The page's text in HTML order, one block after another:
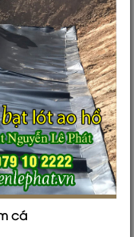
cá